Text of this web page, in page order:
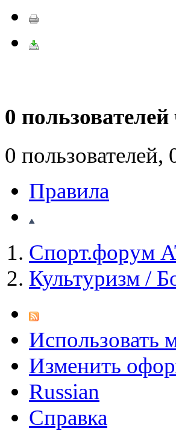
0
0
Правила
Спорт.форум
Культуризм /
Использовать
Изменить
Russian
Справка